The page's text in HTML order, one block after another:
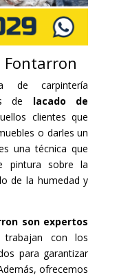
Fontarron
de carpintería
de lacado de
clientes que
o darles un
una técnica que
pintura sobre la
de la humedad y
son expertos
con los
para garantizar
ofrecemos